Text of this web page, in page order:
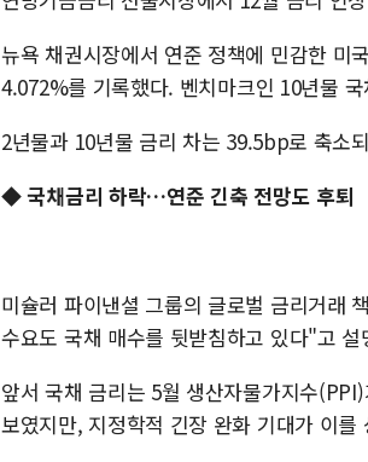
뉴욕 채권시장에서 연준 정책에 민감한
4.072%를 기록했다. 벤치마크인 10년물
2년물과 10년물 금리 차는 39.5bp로 축소
◆ 국채금리 하락…연준 긴축 전망도 후퇴
미슐러 파이낸셜 그룹의 글로벌 금리거래
수요도 국채 매수를 뒷받침하고 있다"고 설
앞서 국채 금리는 5월 생산자물가지수
보였지만, 지정학적 긴장 완화 기대가 이를